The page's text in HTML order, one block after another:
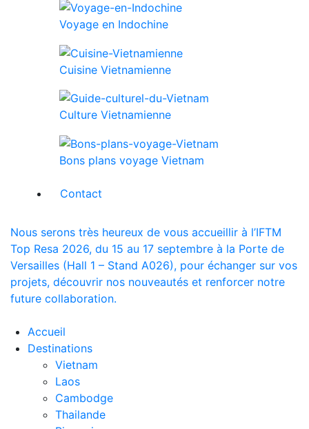
Voyage en Indochine
Cuisine Vietnamienne
Culture Vietnamienne
Bons plans voyage Vietnam
Contact
Nous serons très heureux de vous accueillir à l’IFTM
Top Resa 2026, du 15 au 17 septembre à la Porte de
Versailles (Hall 1 – Stand A026), pour échanger sur vos
projets, découvrir nos nouveautés et renforcer notre
future collaboration.
Accueil
Destinations
Vietnam
Laos
Cambodge
Thailande